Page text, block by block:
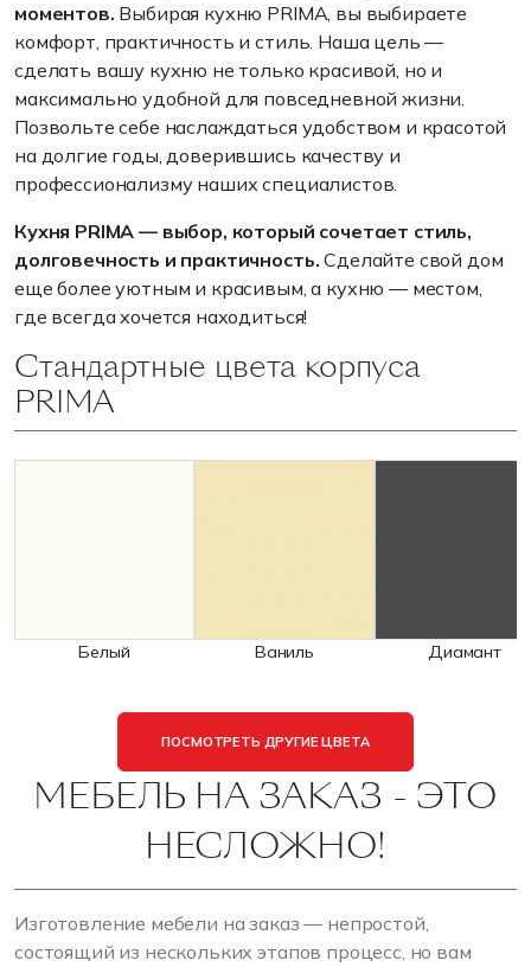
моментов. Выбирая кухню PRIMA, вы выбираете
комфорт, практичность и стиль. Наша цель —
сделать вашу кухню не только красивой, но и
максимально удобной для повседневной жизни.
Позвольте себе наслаждаться удобством и красотой
на долгие годы, доверившись качеству и
профессионализму наших специалистов.
Кухня PRIMA — выбор, который сочетает стиль,
долговечность и практичность. Сделайте свой дом
еще более уютным и красивым, а кухню — местом,
где всегда хочется находиться!
Стандартные цвета корпуса
PRIMA
Белый Ваниль Диамант
ПОСМОТРЕТЬ ДРУГИЕ ЦВЕТА
МЕБЕЛЬ НА ЗАКАЗ - ЭТО
НЕСЛОЖНО!
Изготовление мебели на заказ — непростой,
состоящий из нескольких этапов процесс, но вам